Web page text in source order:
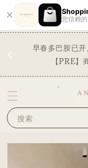
您信赖
早春多巴胺已
【PRE
搜索